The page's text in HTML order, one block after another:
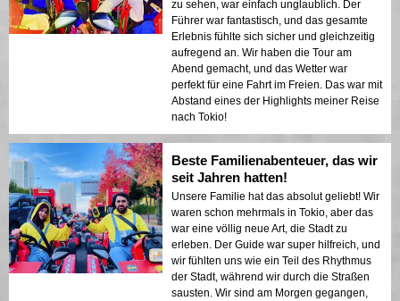
zu sehen, war einfach unglaublich. Der
Führer war fantastisch, und das gesamte
Erlebnis fühlte sich sicher und gleichzeitig
aufregend an. Wir haben die Tour am
Abend gemacht, und das Wetter war
perfekt für eine Fahrt im Freien. Das war mit
Abstand eines der Highlights meiner Reise
nach Tokio!
Beste Familienabenteuer, das wir
seit Jahren hatten!
Unsere Familie hat das absolut geliebt! Wir
waren schon mehrmals in Tokio, aber das
war eine völlig neue Art, die Stadt zu
erleben. Der Guide war super hilfreich, und
wir fühlten uns wie ein Teil des Rhythmus
der Stadt, während wir durch die Straßen
sausten. Wir sind am Morgen gegangen,